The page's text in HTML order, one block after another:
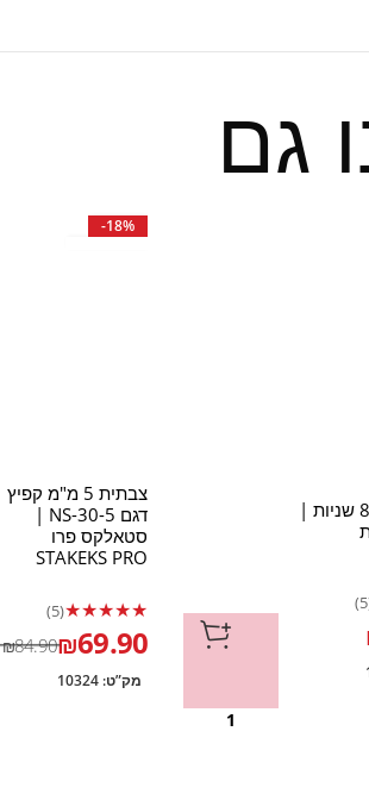
גם
מייבש לק 80 שניות |
-18%
צבתית 5 מ"מ
דגם NS-30-5 |
סטאלקס פרו
STAKEKS PRO
★
★
★
★
★
(5)
₪84.90₪69.90
מק”ט: 10324